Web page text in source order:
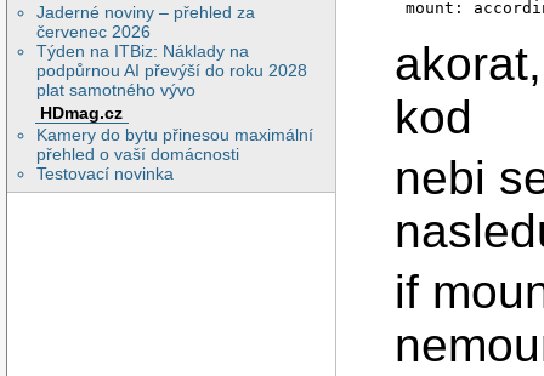
Jaderné noviny – přehled za
červenec 2026
Týden na ITBiz: Náklady na
podpůrnou AI převýší do roku 2028
plat samotného vývo
HDmag.cz
Kamery do bytu přinesou maximální
přehled o vaší domácnosti
Testovací novinka
kod
nebi
if